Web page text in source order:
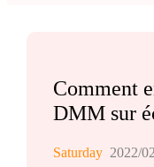
Comment
DMM sur
Saturday 2022/